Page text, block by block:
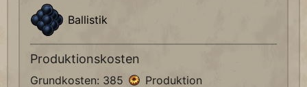
Ballistik
Produktionskosten
Grundkosten: 385 Produktion